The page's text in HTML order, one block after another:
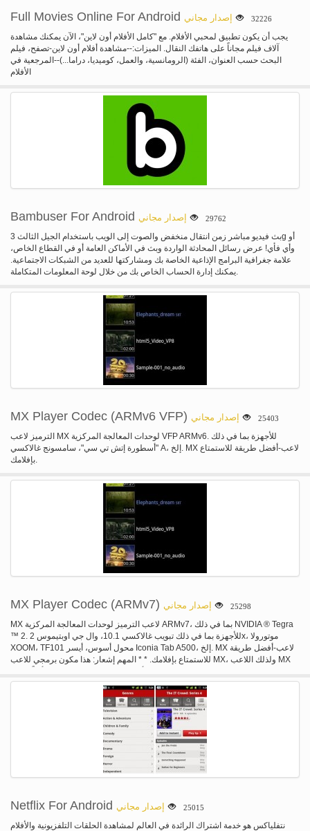
Full Movies Online For Android إصدار مجاني 32226
يجب أن يكون تطبيق لمحبي الأفلام. مع "كامل الأفلام أون لاين"، الآن يمكنك مشاهدة
آلاف فيلم مجاناً على هاتفك النقال. الميزات:--مشاهدة أفلام أون لاين-تصفح، فيلم
البحث حسب العنوان، الفئة (الرومانسية، والعمل، كوميديا، دراما...)--المرجعية في
الأفلام
Bambuser For Android إصدار مجاني 29762
بث فيديو مباشر زمن انتقال منخفض والصوت إلى الويب باستخدام الجيل الثالث 3g أو
وأي فأي! عرض رسائل المحادثة الواردة وبث في الأماكن العامة أو في القطاع الخاص،
علامة جغرافية البرامج الإذاعية الخاصة بك ومشاركتها للعديد من الشبكات الاجتماعية.
يمكنك إدارة الحساب الخاص بك من خلال لوحة المعلومات المتكاملة.
MX Player Codec (ARMv6 VFP) إصدار مجاني 25403
الترميز لاعب MX لوحدات المعالجة المركزية VFP ARMv6. للأجهزة بما في ذلك
"أسطورة إتش تي سي"، سامسونج غالاكسي A، إلخ. MX لاعب-أفضل طريقة للاستمتاع
بإفلامك.
MX Player Codec (ARMv7) إصدار مجاني 25298
MX لاعب الترميز لوحدات المعالجة المركزية ARMv7، بما في ذلك NVIDIA ® Tegra
™ 2. للأجهزة بما في ذلك تبويب غالاكسي 10.1، وال جي اوبتيموس 2x، موتورولا
XOOM، TF101 محول أسوس، أيسر Iconia Tab A500، إلخ. MX لاعب-أفضل طريقة
للاستمتاع بإفلامك. * * المهم إشعار: هذا مكون برمجي للاعب MX، ولذلك اللاعب MX
الترميز تلقائياً إذا لزم الأمر. لا تحتاج إلى تثبيت برامج الترميز إلا إذا كان اللاعب MX
Netflix For Android إصدار مجاني 25015
نتفلياكس هو خدمة اشتراك الرائدة في العالم لمشاهدة الحلقات التلفزيونية والأفلام